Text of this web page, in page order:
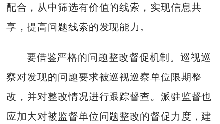
配合，从中筛选有价值的线索，实现信息共
享，提高问题线索的发现能力。
要借鉴严格的问题整改督促机制。巡视巡
察对发现的问题要求被巡视巡察单位限期整
改，并对整改情况进行跟踪督查。派驻监督也
应加大对被监督单位问题整改的督促力度，建